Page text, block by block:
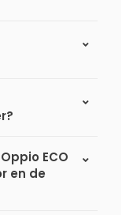
ECO
en de